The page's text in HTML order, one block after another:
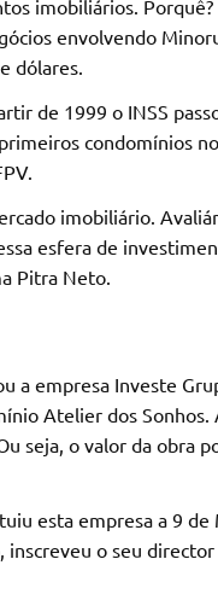
imobiliários.
envolvendo
dólares.
de 1999 o INSS
condomínios
imobiliário.
esfera de
Pitra Neto.
a empresa Investe
Atelier dos Sonhos.
seja, o valor da obra
esta empresa a 9 de
o seu